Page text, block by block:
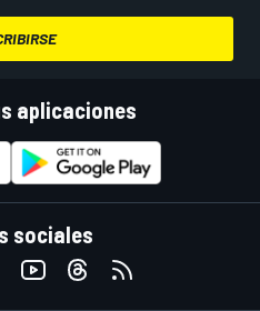
aplicaciones
sociales